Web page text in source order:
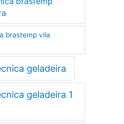
brastemp vila
geladeira
geladeira 1